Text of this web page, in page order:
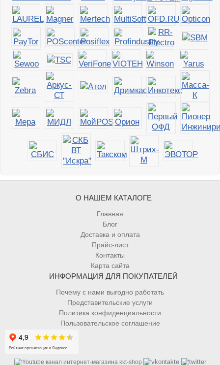
О НАШЕМ КАТАЛОГЕ
Главная
Блог
Доставка и оплата
Прайс-лист
Контакты
Карта сайта
ИНФОРМАЦИЯ ДЛЯ ПОКУПАТЕЛЕЙ
Почему с нами выгодно работать
Представительские услуги
Политика конфиденциальности
Пользовательское соглашение